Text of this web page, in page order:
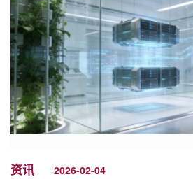
资讯 2026-02-04